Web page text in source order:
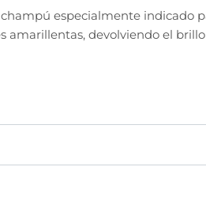
especialmente indicado
amarillentas, devolviendo el